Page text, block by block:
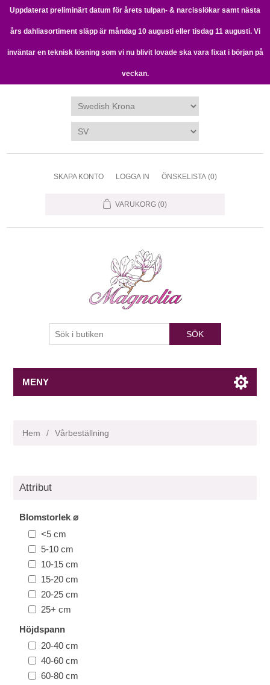
Uppdaterat preliminärt datum för årets tulpan- & narcisslökar samt nästa
års dahliasortiment släpp är måndag 10 augusti eller tisdag 11 augusti. Vi
inväntar en teknisk lösning som vi nu blivit lovade ska vara fixat i början på
veckan.
SKAPA KONTO LOGGA IN ÖNSKELISTA (0)
VARUKORG (0)
SÖK
MENY
Hem / Vårbeställning
Attribut
Blomstorlek ⌀
<5 cm
5-10 cm
10-15 cm
15-20 cm
20-25 cm
25+ cm
Höjdspann
20-40 cm
40-60 cm
60-80 cm